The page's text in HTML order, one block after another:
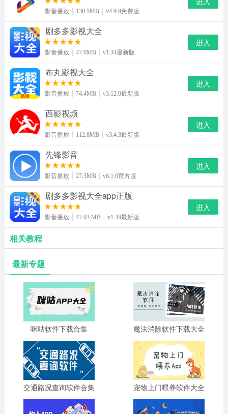
影音播放 130.5MB v4.9.9免费版
剧多多影视大全
影音播放 47.0MB v1.34最新版
进入
布丸影视大全
影音播放 74.4MB v3.12.0最新版
进入
西影视频
影音播放 112.8MB v3.4.3最新版
进入
先锋影音
影音播放 27.3MB v6.1.6官方版
进入
剧多多影视大全app正版
影音播放 47.03 MB v1.34最新版
进入
相关教程
最新专题
咪咕软件下载合集 魔法消除软件下载大全
交通路况查询软件合集 宠物上门喂养软件大全